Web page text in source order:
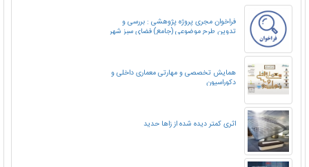
فراخوان مجری پروژه پژوهشی : بررسی و
تدوین طرح موضوعی (جامع) فضای سبز شهر
همایش تخصصی و مهارتی معماری داخلی و
دکوراسیون
اثری کمتر دیده شده از زاها حدید